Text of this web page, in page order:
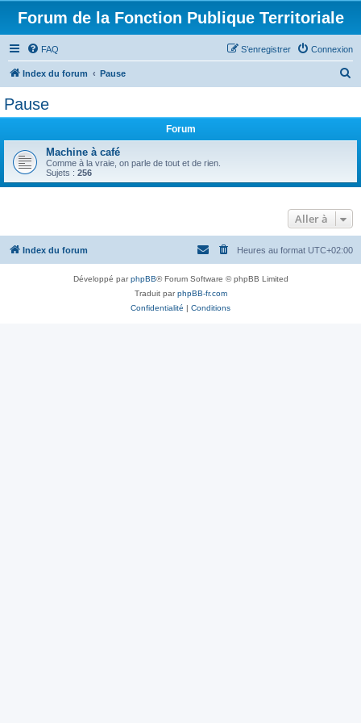
Forum de la Fonction Publique Territoriale
FAQ Connexion
S’enregistrer
Index du forum Pause
c
e
r
Pause
Forum
Machine à café
Comme à la vraie, on parle de tout et de rien.
Sujets : 256
Aller à
Index du forum Heures au format UTC+02:00
Développé parphpBB® Forum Software © phpBB Limited
Traduit parphpBB-fr.com
Confidentialité | Conditions